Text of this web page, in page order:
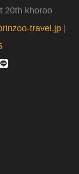
20th khoroo
travel.jp|